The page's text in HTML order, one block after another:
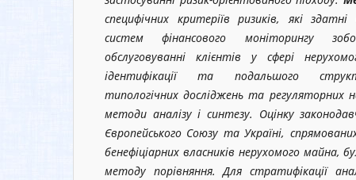
специфічних критеріїв ризиків, які
систем фінансового моніторингу
обслуговуванні клієнтів у сфері
ідентифікації та подальшого
типологічних досліджень та регуляторних
методи аналізу і синтезу. Оцінку
Європейського Союзу та Україні,
бенефіціарних власників нерухомого майна,
методу порівняння. Для стратифікації